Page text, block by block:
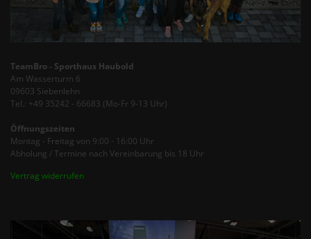
TeamBro - Sporthaus Haubold
Am Wasserturm 6
09603 Siebenlehn
Tel.: +49 35242 - 66683 (Mo-Fr 9-13 Uhr)
Öffnungszeiten
Montag - Freitag von 9:00 - 16:00 Uhr
Abholung / Termine nach Vereinbarung bis 18 Uhr
Vertrag widerrufen